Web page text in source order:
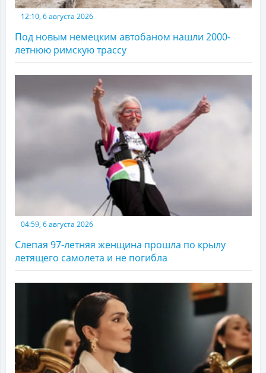
12:10, 6 августа 2026
Под новым немецким автобаном нашли 2000-
летнюю римскую трассу
04:59, 6 августа 2026
Слепая 97-летняя женщина прошла по крылу
летящего самолета и не погибла